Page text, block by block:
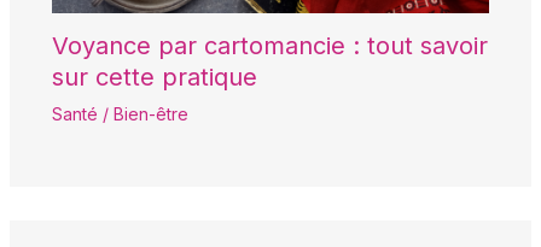
Voyance par cartomancie : tout savoir
sur cette pratique
Santé / Bien-être